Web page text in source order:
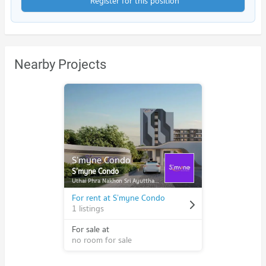
Nearby Projects
S’myne Condo
S’myne Condo
Uthai Phra Nakhon Sri Ayutthaya
For rent at S’myne Condo
1 listings
For sale at
no room for sale